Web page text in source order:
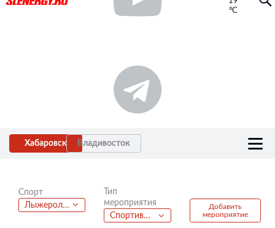
°C
Хабаровск Владивосток
Спорт
Лыжероллеры
Тип
мероприятия
Спортивный фестиваль
Добавить
мероприятие